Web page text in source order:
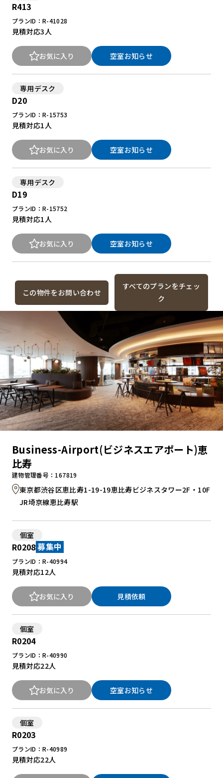
R413
プランID：R-41028
見積対応3人
お気に入り 空室お知らせ
専用デスク
D20
プランID：R-15753
見積対応1人
お気に入り 空室お知らせ
専用デスク
D19
プランID：R-15752
見積対応1人
お気に入り 空室お知らせ
この物件をお問い合わせ
すべてのプランをチェッ
ク
Business-Airport(ビジネスエアポート)恵
比寿
建物管理番号：167819
東京都渋谷区恵比寿1-19-19恵比寿ビジネスタワー2F・10F
JR埼京線恵比寿駅
個室
R0208募集中
プランID：R-40994
見積対応12人
お気に入り 見積依頼
個室
R0204
プランID：R-40990
見積対応22人
お気に入り 空室お知らせ
個室
R0203
プランID：R-40989
見積対応22人